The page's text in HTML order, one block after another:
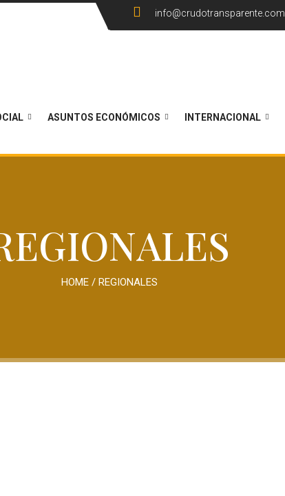
info@crudotransparente.com
ASUNTOS ECONÓMICOS INTERNACIONAL
HOME / REGIONALES